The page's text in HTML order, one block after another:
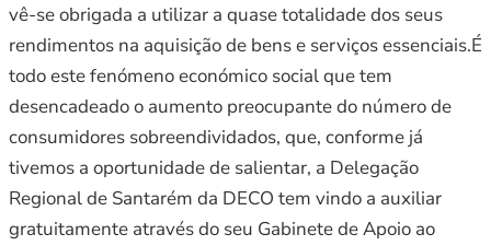
vê-se obrigada a utilizar a quase totalidade dos seus
rendimentos na aquisição de bens e serviços essenciais.É
todo este fenómeno económico social que tem
desencadeado o aumento preocupante do número de
consumidores sobreendividados, que, conforme já
tivemos a oportunidade de salientar, a Delegação
Regional de Santarém da DECO tem vindo a auxiliar
gratuitamente através do seu Gabinete de Apoio ao